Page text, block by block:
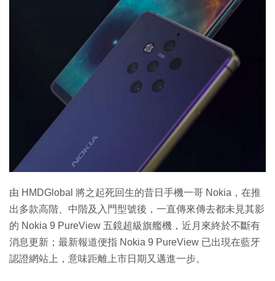
生成式AI與雲端應用
Enterprise Digital Transformation
由 HMDGlobal 將之起死回生的昔日手機一哥 Nokia，在推
出多款高階、中階及入門型號後，一直傳來傳去都未見其影
的 Nokia 9 PureView 五鏡超級旗艦機，近月來終於不斷有
消息更新；最新報道便指 Nokia 9 PureView 已出現在藍牙
認證網站上，意味距離上市日期又邁進一步。